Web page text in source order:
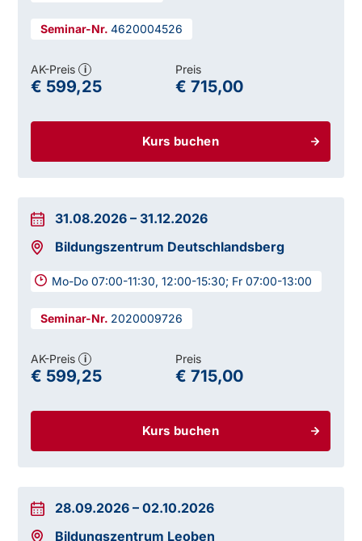
4620004526
Kurs buchen
AK-Preis i
€ 599,25
Preis
€ 715,00
31.08.2026 – 31.12.2026
Bildungszentrum Deutschlandsberg
Mo-Do 07:00-11:30, 12:00-15:30; Fr 07:00-13:00
2020009726
Kurs buchen
AK-Preis i
€ 599,25
Preis
€ 715,00
28.09.2026 –02.10.2026
Bildungszentrum Leoben